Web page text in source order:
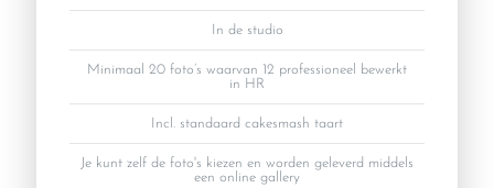
In de studio
Minimaal 20 foto’s waarvan 12 professioneel bewerkt
in HR
Incl. standaard cakesmash taart
Je kunt zelf de foto's kiezen en worden geleverd middels
een online gallery